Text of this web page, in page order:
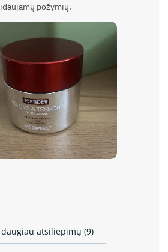
požymių.
daugiau atsiliepimų (9)